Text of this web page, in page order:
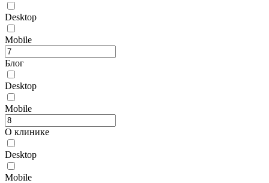
Desktop
Mobile
Блог
Desktop
Mobile
О клинике
Desktop
Mobile